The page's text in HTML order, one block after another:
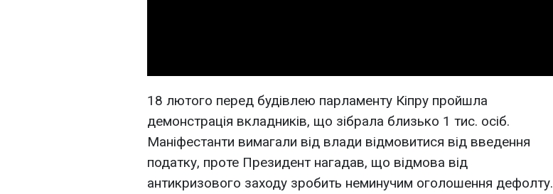
18 лютого перед будівлею парламенту Кіпру пройшла
демонстрація вкладників, що зібрала близько 1 тис. осіб.
Маніфестанти вимагали від влади відмовитися від введення
податку, проте Президент нагадав, що відмова від
антикризового заходу зробить неминучим оголошення дефолту.